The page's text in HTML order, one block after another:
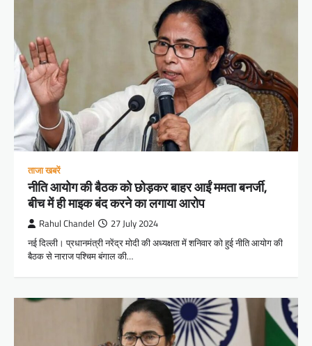
ताजा खबरें
नीति आयोग की बैठक को छोड़कर बाहर आईं ममता बनर्जी,
बीच में ही माइक बंद करने का लगाया आरोप
Rahul Chandel 27 July 2024
नई दिल्ली। प्रधानमंत्री नरेंद्र मोदी की अध्यक्षता में शनिवार को हुई नीति आयोग की
बैठक से नाराज पश्चिम बंगाल की…